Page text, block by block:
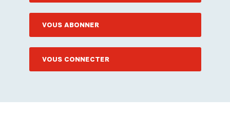
VOUS ABONNER
VOUS CONNECTER